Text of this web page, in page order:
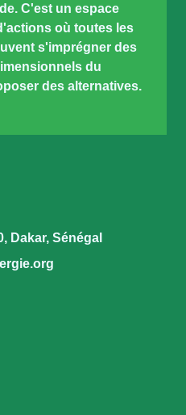
C'est un espace
où toutes les
s'imprégner des
du
des alternatives.
Dakar, Sénégal